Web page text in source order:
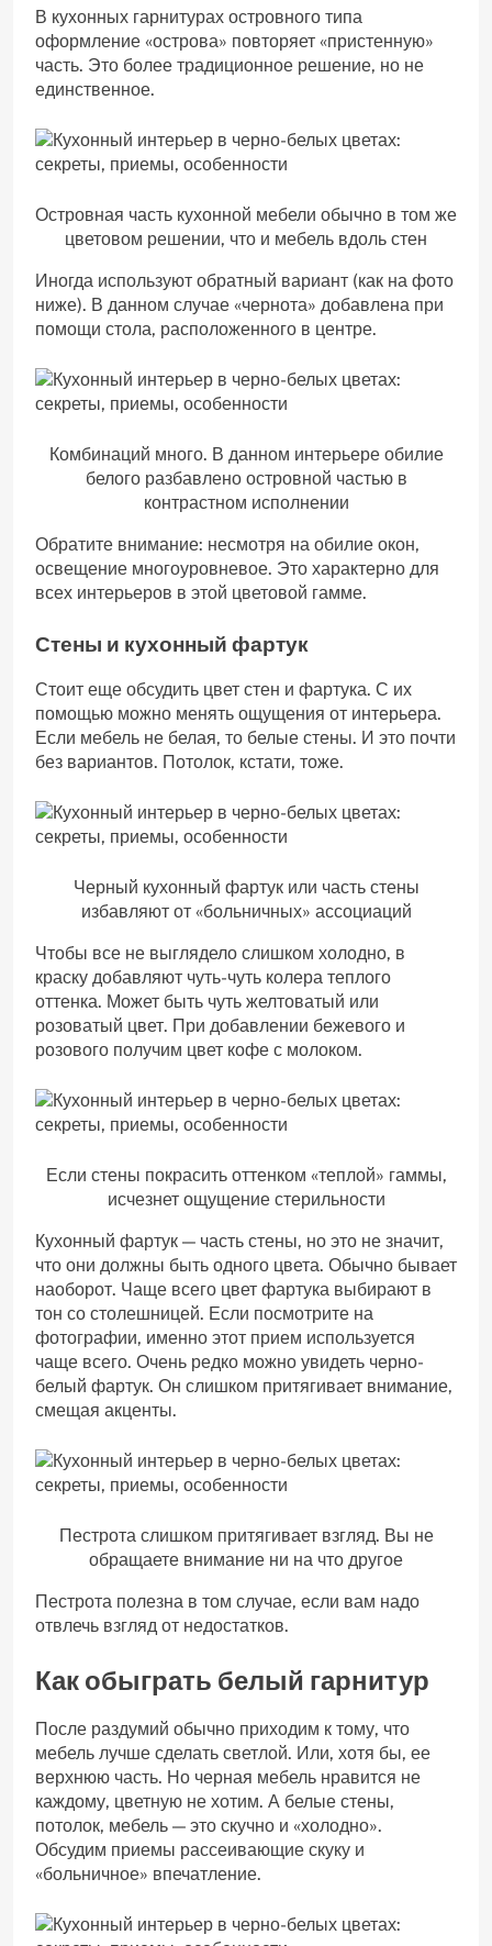
В кухонных гарнитурах островного типа
оформление «острова» повторяет «пристенную»
часть. Это более традиционное решение, но не
единственное.
Островная часть кухонной мебели обычно в том же
цветовом решении, что и мебель вдоль стен
Иногда используют обратный вариант (как на фото
ниже). В данном случае «чернота» добавлена при
помощи стола, расположенного в центре.
Комбинаций много. В данном интерьере обилие
белого разбавлено островной частью в
контрастном исполнении
Обратите внимание: несмотря на обилие окон,
освещение многоуровневое. Это характерно для
всех интерьеров в этой цветовой гамме.
Стены и кухонный фартук
Стоит еще обсудить цвет стен и фартука. С их
помощью можно менять ощущения от интерьера.
Если мебель не белая, то белые стены. И это почти
без вариантов. Потолок, кстати, тоже.
Черный кухонный фартук или часть стены
избавляют от «больничных» ассоциаций
Чтобы все не выглядело слишком холодно, в
краску добавляют чуть-чуть колера теплого
оттенка. Может быть чуть желтоватый или
розоватый цвет. При добавлении бежевого и
розового получим цвет кофе с молоком.
Если стены покрасить оттенком «теплой» гаммы,
исчезнет ощущение стерильности
Кухонный фартук — часть стены, но это не значит,
что они должны быть одного цвета. Обычно бывает
наоборот. Чаще всего цвет фартука выбирают в
тон со столешницей. Если посмотрите на
фотографии, именно этот прием используется
чаще всего. Очень редко можно увидеть черно-
белый фартук. Он слишком притягивает внимание,
смещая акценты.
Пестрота слишком притягивает взгляд. Вы не
обращаете внимание ни на что другое
Пестрота полезна в том случае, если вам надо
отвлечь взгляд от недостатков.
Как обыграть белый гарнитур
После раздумий обычно приходим к тому, что
мебель лучше сделать светлой. Или, хотя бы, ее
верхнюю часть. Но черная мебель нравится не
каждому, цветную не хотим. А белые стены,
потолок, мебель — это скучно и «холодно».
Обсудим приемы рассеивающие скуку и
«больничное» впечатление.